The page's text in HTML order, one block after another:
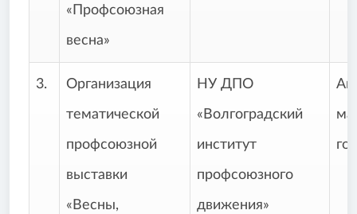
«Профсоюзная
весна»
3. Организация
тематической
профсоюзной
выставки
«Весны,
НУ ДПО
«Волгоградский
институт
профсоюзного
движения»